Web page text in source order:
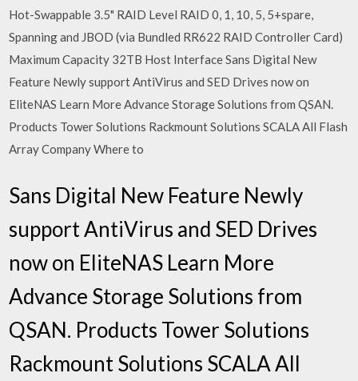
Hot-Swappable 3.5" RAID Level RAID 0, 1, 10, 5, 5+spare,
Spanning and JBOD (via Bundled RR622 RAID Controller Card)
Maximum Capacity 32TB Host Interface Sans Digital New
Feature Newly support AntiVirus and SED Drives now on
EliteNAS Learn More Advance Storage Solutions from QSAN.
Products Tower Solutions Rackmount Solutions SCALA All Flash
Array Company Where to
Sans Digital New Feature Newly
support AntiVirus and SED Drives
now on EliteNAS Learn More
Advance Storage Solutions from
QSAN. Products Tower Solutions
Rackmount Solutions SCALA All